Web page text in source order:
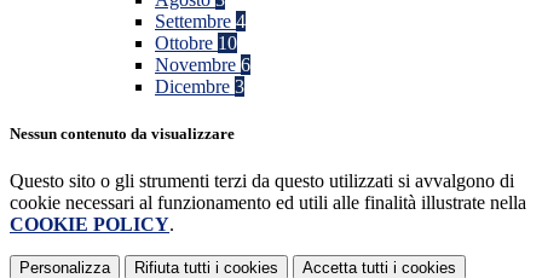
Settembre 4
Ottobre 10
Novembre 6
Dicembre 3
Nessun contenuto da visualizzare
Questo sito o gli strumenti terzi da questo utilizzati si avvalgono di
cookie necessari al funzionamento ed utili alle finalità illustrate nella
COOKIE POLICY.
Personalizza Rifiuta tutti i cookies Accetta tutti i cookies